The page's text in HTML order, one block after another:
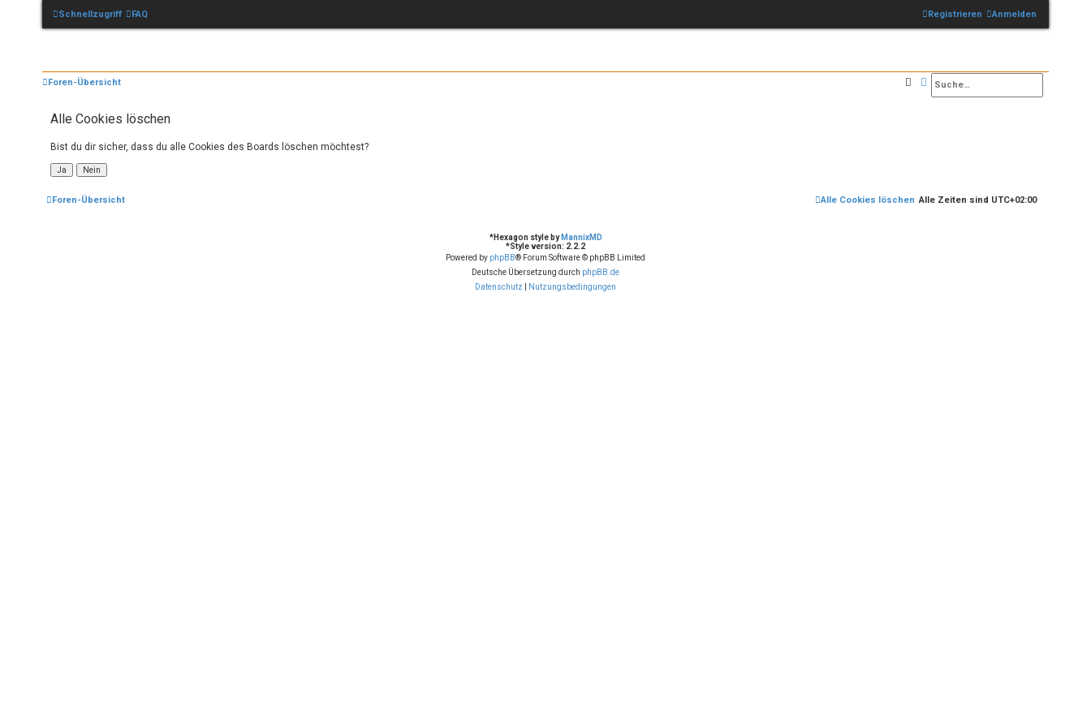
Schnellzugriff FAQ Anmelden
Registrieren
Foren-Übersicht SucheErweiterte Suche
Alle Cookies löschen
Bist du dir sicher, dass du alle Cookies des Boards löschen möchtest?
Foren-Übersicht Alle Zeiten sind UTC+02:00
Alle Cookies löschen
*Hexagon style by MannixMD
*Style version: 2.2.2
Powered by phpBB® Forum Software © phpBB Limited
Deutsche Übersetzung durch phpBB.de
Datenschutz
Nutzungsbedingungen